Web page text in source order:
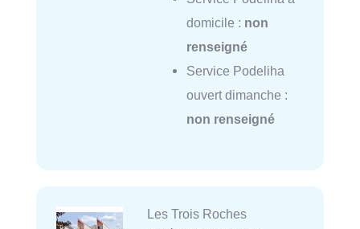
domicile : non
renseigné
Service Podeliha
ouvert dimanche :
non renseigné
Les Trois Roches